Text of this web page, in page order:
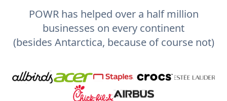
POWR has helped over a half million
businesses on every continent
(besides Antarctica, because of course not)